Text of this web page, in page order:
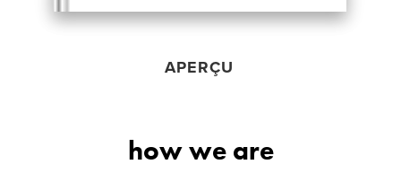
APERÇU
how we are